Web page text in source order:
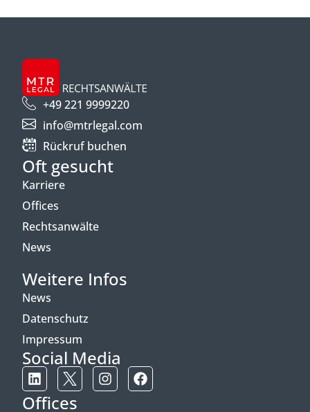
+49 221 9999220
info@mtrlegal.com
Rückruf buchen
Oft gesucht
Karriere
Offices
Rechtsanwälte
News
Weitere Infos
News
Datenschutz
Impressum
Social Media
Offices